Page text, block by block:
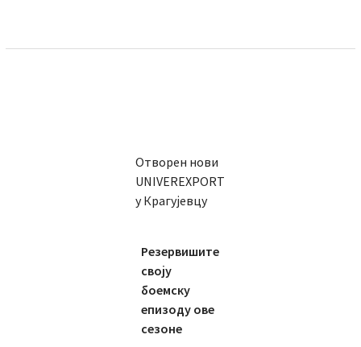
Отворен нови
UNIVEREXPORT
у Крагујевцу
Резервишите
своју
боемску
епизоду ове
сезоне